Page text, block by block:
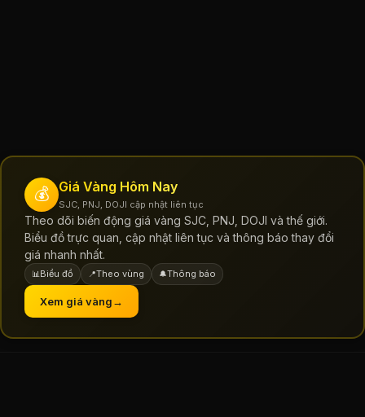
💰 Giá Vàng Hôm Nay
SJC, PNJ, DOJI cập nhật liên tục
Theo dõi biến động giá vàng SJC, PNJ, DOJI và thế giới.
Biểu đồ trực quan, cập nhật liên tục và thông báo thay đổi
giá nhanh nhất.
📊 Biểu đồ 📍Theo vùng 🔔Thông báo
Xem giá vàng→